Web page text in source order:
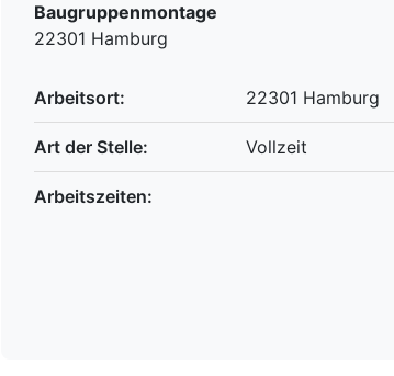
Baugruppenmontage
22301 Hamburg
Arbeitsort: 22301 Hamburg
Art der Stelle: Vollzeit
Arbeitszeiten: